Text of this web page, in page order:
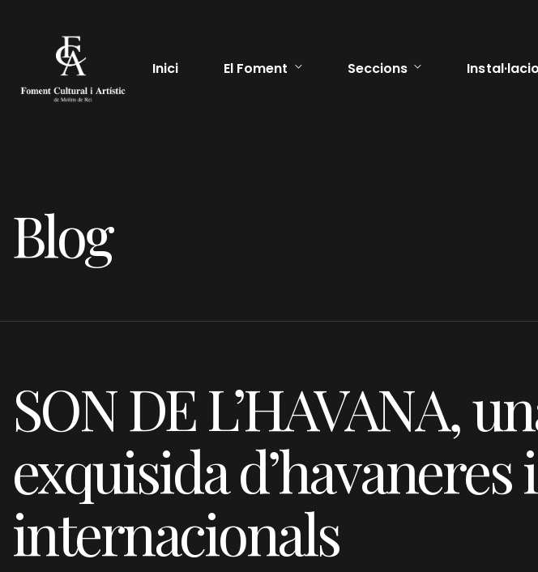
Inici El Foment Seccions
Blog
SON DE L’HAVANA,
exquisida
internacionals